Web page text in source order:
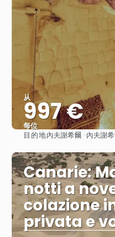
从
997 €
每位
目的地內夫謝希爾 · 內夫謝
Canarie:
notti a
colazione
privata e